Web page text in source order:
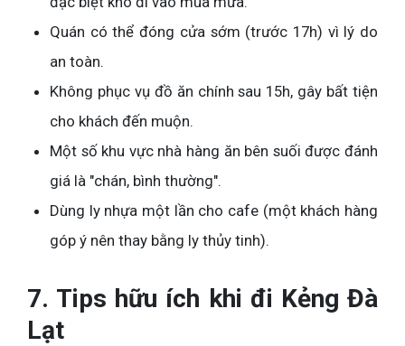
Quán có thể đóng cửa sớm (trước 17h) vì lý do
an toàn.
Không phục vụ đồ ăn chính sau 15h, gây bất tiện
cho khách đến muộn.
Một số khu vực nhà hàng ăn bên suối được đánh
giá là "chán, bình thường".
Dùng ly nhựa một lần cho cafe (một khách hàng
góp ý nên thay bằng ly thủy tinh).
7. Tips hữu ích khi đi Kẻng Đà
Lạt